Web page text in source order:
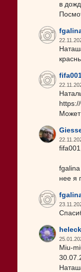
в
Может
fgalina
нее я
heleck
Miu-